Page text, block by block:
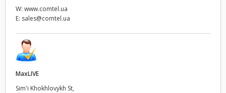
W: www.comtel.ua
E: sales@comtel.ua
MaxLIVE
Sim'i Khokhlovykh St,